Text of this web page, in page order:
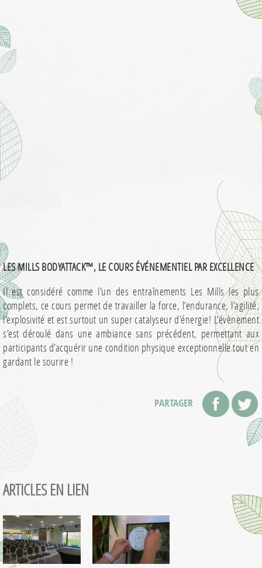
LES MILLS BODYATTACK™, LE COURS ÉVÉNEMENTIEL PAR EXCELLENCE
Il est considéré comme l’un des entraînements Les Mills les plus
complets, ce cours permet de travailler la force, l’endurance, l’agilité,
l’explosivité et est surtout un super catalyseur d’énergie! L’évènement
s’est déroulé dans une ambiance sans précédent, permettant aux
participants d’acquérir une condition physique exceptionnelle tout en
gardant le sourire !
PARTAGER
ARTICLES EN LIEN